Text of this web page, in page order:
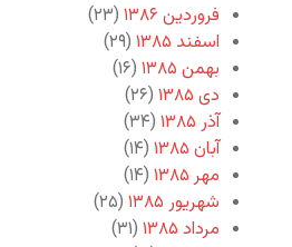
فروردین ۱۳۸۶
(۲۳)
اسفند ۱۳۸۵
(۲۹)
بهمن ۱۳۸۵
(۱۶)
دی ۱۳۸۵
(۲۶)
آذر ۱۳۸۵
(۳۴)
آبان ۱۳۸۵
(۱۴)
مهر ۱۳۸۵
(۱۴)
شهریور ۱۳۸۵
(۲۵)
مرداد ۱۳۸۵
(۳۱)